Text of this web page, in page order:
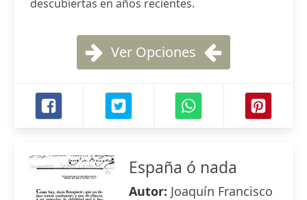
descubiertas en años recientes.
Ver Opciones
España ó nada
Autor: Joaquín Francisco